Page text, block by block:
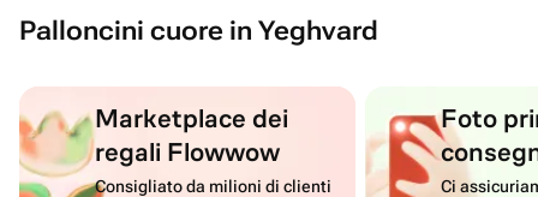
Palloncini cuore in Yeghvard
Marketplace dei
regali Flowwow
Consigliato da milioni di clienti
Foto
Ci